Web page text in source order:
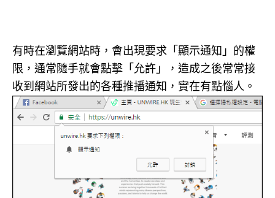
有時在瀏覽網站時，會出現要求「顯示通知」的權
限，通常隨手就會點擊「允許」，造成之後常常接
收到網站所發出的各種推播通知，實在有點惱人。